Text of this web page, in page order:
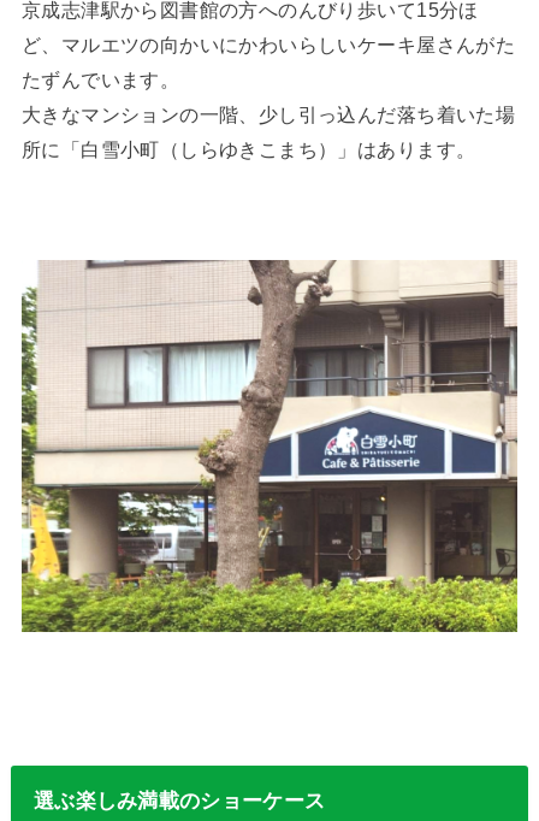
京成志津駅から図書館の方へのんびり歩いて15分ほ
ど、マルエツの向かいにかわいらしいケーキ屋さんがた
たずんでいます。
大きなマンションの一階、少し引っ込んだ落ち着いた場
所に「白雪小町（しらゆきこまち）」はあります。
選ぶ楽しみ満載のショーケース